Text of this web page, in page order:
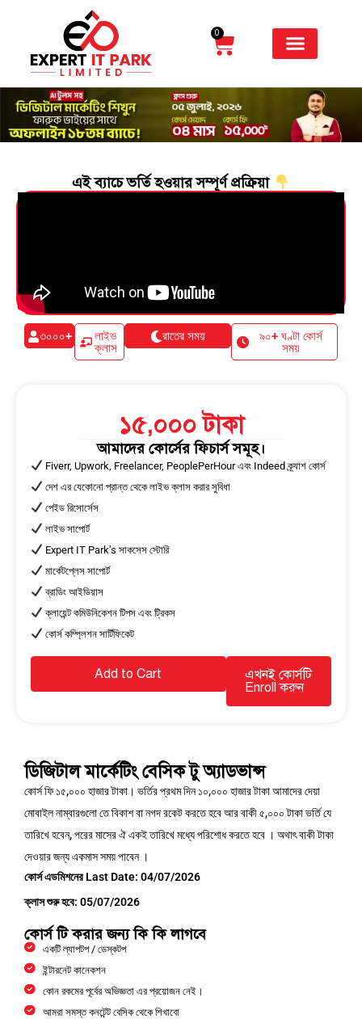
0
এই ব্যাচে ভর্তি হওয়ার সম্পূর্ণ প্রক্রিয়া
৩০০০+
লাইভ
ক্লাস
রাতের সময়
৯০+ ঘণ্টা কোর্স
সময়
১৫,০০০টাকা
আমাদের কোর্সের ফিচার্স সমূহ।
Fiverr, Upwork, Freelancer, PeoplePerHour এবং Indeed ক্র্যাশ কোর্স
দেশ এর যেকোনো প্রান্ত থেকে লাইভ ক্লাস করার সুবিধা
পেইড রিসোর্সেস
লাইভ সাপোর্ট
Expert IT Park’s সাকসেস স্টোরি
মার্কেটপ্লেস সাপোর্ট
ব্রাডিং আইডিয়াস
ক্লায়েন্ট কমিউনিকেশন টিপস এবং ট্রিকস
কোর্স কম্প্লিশন সার্টিফিকেট
Add to Cart
এখনই কোর্সটি
Enroll করুন
ডিজিটাল মার্কেটিং বেসিক টু অ্যাডভান্স
কোর্স ফি ১৫,০০০ হাজার টাকা। ভর্তির প্রথম দিন ১০,০০০ হাজার টাকা আমাদের দেয়া
মোবাইল নাম্বারগুলো তে বিকাশ বা নগদ রকেট করতে হবে আর বাকী ৫,০০০ টাকা ভর্তি যে
তারিখে হবেন, পরের মাসের ঐ একই তারিখে মধ্যে পরিশোধ করতে হবে । অথাৎ বাকী টাকা
দেওয়ার জন্য একমাস সময় পাবেন ।
কোর্স এডমিশনের Last Date: 04/07/2026
ক্লাস শুরু হবে: 05/07/2026
কোর্স টি করার জন্য কি কি লাগবে
একটি ল্যাপটপ / ডেস্কটপ
ইন্টারনেট কানেকশন
কোন রকমের পূর্বের অভিজ্ঞতা এর প্রয়োজন নেই।
আমরা সমস্ত কনটেন্ট বেসিক থেকে শিখাবো